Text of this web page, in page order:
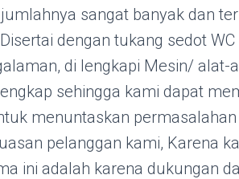
sangat banyak dan
dengan tukang sedot
di lengkapi Mesin/ alat-
sehingga kami dapat
menuntaskan permasalahan
pelanggan kami, Karena
ini adalah karena dukungan